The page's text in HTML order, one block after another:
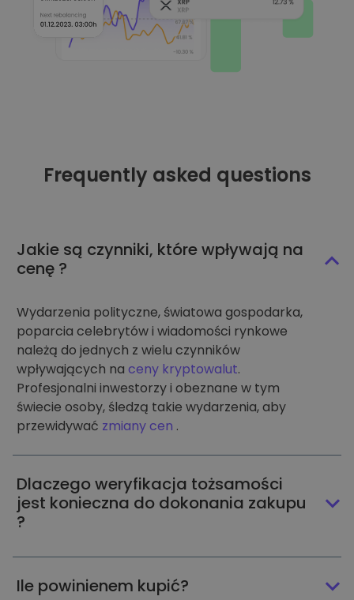
Frequently asked questions
Jakie są czynniki, które wpływają na
cenę ?
Wydarzenia polityczne, światowa gospodarka,
poparcia celebrytów i wiadomości rynkowe
należą do jednych z wielu czynników
wpływających na ceny kryptowalut.
Profesjonalni inwestorzy i obeznane w tym
świecie osoby, śledzą takie wydarzenia, aby
przewidywać zmiany cen .
Dlaczego weryfikacja tożsamości
jest konieczna do dokonania zakupu
?
Ile powinienem kupić?